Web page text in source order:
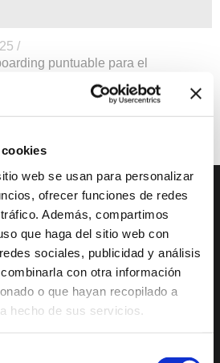
web se usan para personalizar
ofrecer funciones de redes
Además, compartimos
que haga del sitio web con
sociales, publicidad y análisis
con otra información
o que hayan recopilado a
hecho de sus servicios.
/
puntuable para el
HACER
todo el año
del Alba